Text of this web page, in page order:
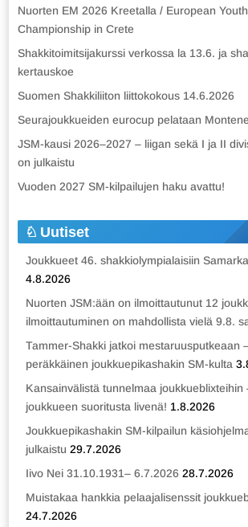
Nuorten EM 2026 Kreetalla / European
Championship in Crete
Shakkitoimitsijakurssi verkossa la 13.6. ja
kertauskoe
Suomen Shakkiliiton liittokokous 14.6.2026
Seurajoukkueiden eurocup pelataan
JSM-kausi 2026–2027 – liigan sekä I ja II
on julkaistu
Vuoden 2027 SM-kilpailujen haku avattu!
Uutiset
Joukkueet 46. shakkiolympialaisiin
4.8.2026
Nuorten JSM:ään on ilmoittautunut 12
ilmoittautuminen on mahdollista vielä 9.8.
Tammer-Shakki jatkoi mestaruusputkeaan
peräkkäinen joukkuepikashakin SM-kulta
Kansainvälistä tunnelmaa joukkueblixteihin
joukkueen suoritusta livenä! 1.8.2026
Joukkuepikashakin SM-kilpailun
julkaistu 29.7.2026
Iivo Nei 31.10.1931– 6.7.2026 28.7.2026
Muistakaa hankkia pelaajalisenssit
24.7.2026